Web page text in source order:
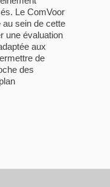
Le ComVoor
sein de cette
une évaluation
aux
de
des